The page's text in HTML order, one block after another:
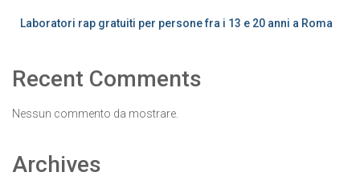
Laboratori rap gratuiti per persone fra i 13 e 20 anni a Roma
Recent Comments
Nessun commento da mostrare.
Archives